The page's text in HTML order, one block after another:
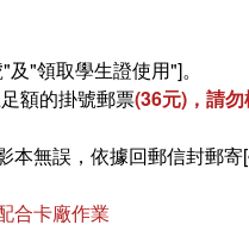
"領取學生證使用"]。
額的掛號郵票(36元)，請
無誤，依據回郵信封郵寄[
合卡廠作業